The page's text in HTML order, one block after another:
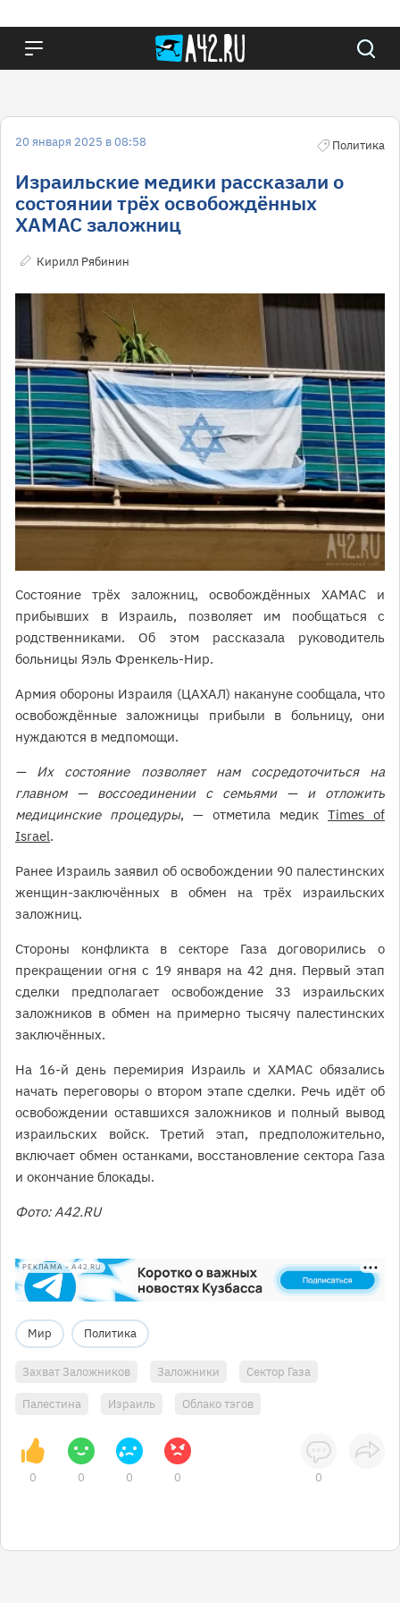
20 января 2025 в 08:58 Политика
Израильские медики рассказали о
состоянии трёх освобождённых
ХАМАС заложниц
Кирилл Рябинин
Состояние трёх заложниц, освобождённых ХАМАС и
прибывших в Израиль, позволяет им пообщаться с
родственниками. Об этом рассказала руководитель
больницы Яэль Френкель-Нир.
Армия обороны Израиля (ЦАХАЛ) накануне сообщала, что
освобождённые заложницы прибыли в больницу, они
нуждаются в медпомощи.
— Их состояние позволяет нам сосредоточиться на
главном — воссоединении с семьями — и отложить
медицинские процедуры, — отметила медик Times of
Israel.
Ранее Израиль заявил об освобождении 90 палестинских
женщин-заключённых в обмен на трёх израильских
заложниц.
Стороны конфликта в секторе Газа договорились о
прекращении огня с 19 января на 42 дня. Первый этап
сделки предполагает освобождение 33 израильских
заложников в обмен на примерно тысячу палестинских
заключённых.
На 16-й день перемирия Израиль и ХАМАС обязались
начать переговоры о втором этапе сделки. Речь идёт об
освобождении оставшихся заложников и полный вывод
израильских войск. Третий этап, предположительно,
включает обмен останками, восстановление сектора Газа
и окончание блокады.
Фото: А42.RU
РЕКЛАМА • A42.RU
Мир Политика
Захват Заложников Заложники Сектор Газа
Палестина Израиль Облако тэгов
0 0 0 0 0